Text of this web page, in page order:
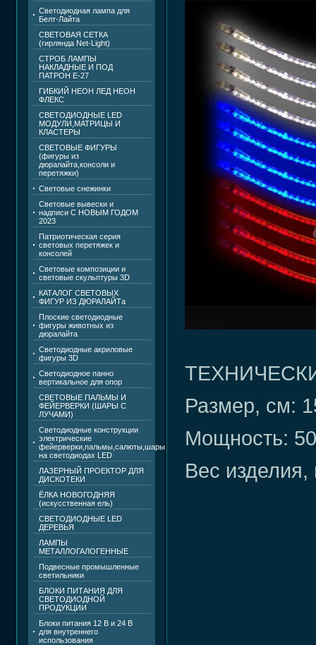
Светодиодная лампа для
Белт-Лайта
CВЕТОВАЯ СЕТКА
(гирлянда Net-Light)
СТРОБ ЛАМПЫ
НАКЛАДНЫЕ И ПОД
ПАТРОН Е-27
ГИБКИЙ НЕОН ЛЕД НЕОН
ФЛЕКС
СВЕТОДИОДНЫЕ LED
МОДУЛИ,МАТРИЦЫ И
КЛАСТЕРЫ
СВЕТОВЫЕ ФИГУРЫ
(фигуры из
дюралайта,консоли и
перетяжки)
Световые снежинки
Световые вывески и
надписи С НОВЫМ ГОДОМ
2023
Патриотическая серия
световых перетяжек и
консолей
Световые композиции и
световые скульптуры 3D
КАТАЛОГ СВЕТОВЫХ
ФИГУР ИЗ ДЮРАЛАЙТа
Плоские светодиодные
фигуры животных из
дюралайта
Светодиодные акриловые
фигуры 3D
Светодиодное панно
вертикальное для опор
СВЕТОВЫЕ ПАЛЬМЫ И
ФЕЙЕРВЕРКИ (ШАРЫ С
ЛУЧАМИ)
Светодиодные конструкции
электрические
фейерверки,пальмы,салюты,шары
на светодиодах LED
ЛАЗЕРНЫЙ ПРОЕКТОР ДЛЯ
ДИСКОТЕКИ
ЁЛКА НОВОГОДНЯЯ
(искусственная ель)
СВЕТОДИОДНЫЕ LED
ДЕРЕВЬЯ
ЛАМПЫ
МЕТАЛЛОГАЛОГЕННЫЕ
Подвесные промышленные
светильники
БЛОКИ ПИТАНИЯ ДЛЯ
СВЕТОДИОДНОЙ
ПРОДУКЦИИ
Блоки питания 12 В и 24 В
для внутреннего
использования
Размер, см:
Мощность:
Вес изделия,